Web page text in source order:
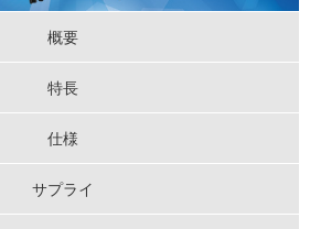
概要
特長
仕様
サプライ